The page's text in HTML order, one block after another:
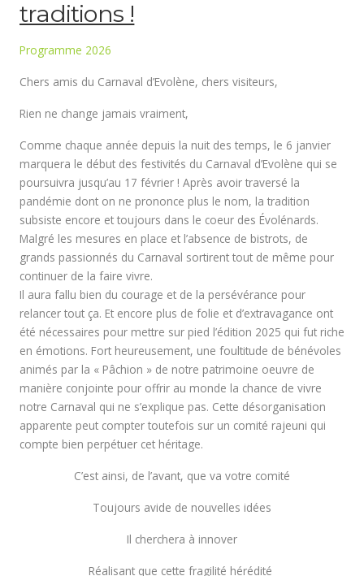
traditions !
Programme 2026
Chers amis du Carnaval d’Evolène, chers visiteurs,
Rien ne change jamais vraiment,
Comme chaque année depuis la nuit des temps, le 6 janvier
marquera le début des festivités du Carnaval d’Evolène qui se
poursuivra jusqu’au 17 février ! Après avoir traversé la
pandémie dont on ne prononce plus le nom, la tradition
subsiste encore et toujours dans le coeur des Évolénards.
Malgré les mesures en place et l’absence de bistrots, de
grands passionnés du Carnaval sortirent tout de même pour
continuer de la faire vivre.
Il aura fallu bien du courage et de la persévérance pour
relancer tout ça. Et encore plus de folie et d’extravagance ont
été nécessaires pour mettre sur pied l’édition 2025 qui fut riche
en émotions. Fort heureusement, une foultitude de bénévoles
animés par la « Pâchion » de notre patrimoine oeuvre de
manière conjointe pour offrir au monde la chance de vivre
notre Carnaval qui ne s’explique pas. Cette désorganisation
apparente peut compter toutefois sur un comité rajeuni qui
compte bien perpétuer cet héritage.
C’est ainsi, de l’avant, que va votre comité
Toujours avide de nouvelles idées
Il cherchera à innover
Réalisant que cette fragilité hérédité